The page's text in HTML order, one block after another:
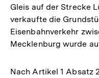
Gleis auf der Strecke
verkaufte die
Eisenbahnverkehr
Mecklenburg wurde
Nach Artikel 1 Absatz